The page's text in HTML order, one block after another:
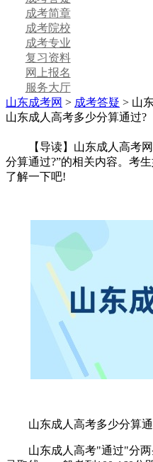
成考简章
成考院校
成考专业
复习资料
网上报名
服务大厅
山东成考网 > 成考答疑 > 山
山东成人高考多少分算通过?
【导读】山东成人高考网
分算通过?”的相关内容。考
了解一下吧!
山东成人高考多少分算通
山东成人高考"通过"分两